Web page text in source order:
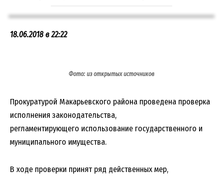
18.06.2018 в 22:22
Фото: из открытых источников
Прокуратурой Макарьевского района проведена проверка
исполнения законодательства,
регламентирующего использование государственного и
муниципального имущества.
В ходе проверки принят ряд действенных мер,